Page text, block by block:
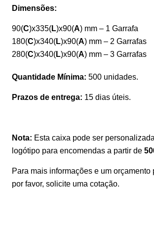
Dimensões:
90(C)x335(L)x90(A) mm – 1 Garrafa
180(C)x340(L)x90(A) mm – 2 Garrafas
280(C)x340(L)x90(A) mm – 3 Garrafas
Quantidade Mínima: 500 unidades.
Prazos de entrega: 15 dias úteis.
Nota: Esta caixa pode ser
logótipo para encomendas a partir de
Para mais informações e um orçamento
por favor, solicite uma cotação.